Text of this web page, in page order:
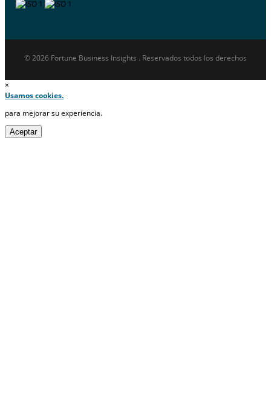
© 2026 Fortune Business Insights . Reservados todos los derechos
×
Usamos cookies.
para mejorar su experiencia.
Aceptar